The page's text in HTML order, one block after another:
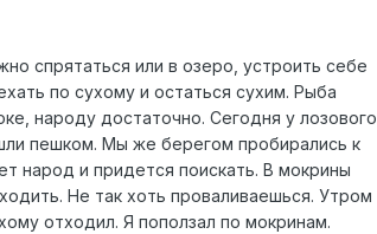
спрятаться или в озеро, устроить себе
по сухому и остаться сухим. Рыба
народу достаточно. Сегодня у лозового
пешком. Мы же берегом пробирались к
народ и придется поискать. В мокрины
Не так хоть проваливаешься. Утром
отходил. Я поползал по мокринам.